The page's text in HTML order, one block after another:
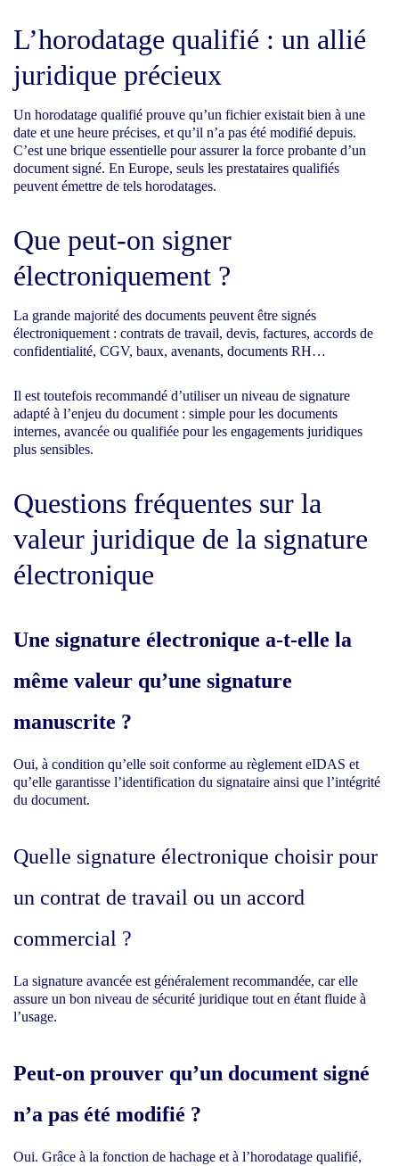
L’horodatage qualifié : un allié
juridique précieux
Un horodatage qualifié prouve qu’un fichier existait bien à une
date et une heure précises, et qu’il n’a pas été modifié depuis.
C’est une brique essentielle pour assurer la force probante d’un
document signé. En Europe, seuls les prestataires qualifiés
peuvent émettre de tels horodatages.
Que peut-on signer
électroniquement ?
La grande majorité des documents peuvent être signés
électroniquement : contrats de travail, devis, factures, accords de
confidentialité, CGV, baux, avenants, documents RH…
Il est toutefois recommandé d’utiliser un niveau de signature
adapté à l’enjeu du document : simple pour les documents
internes, avancée ou qualifiée pour les engagements juridiques
plus sensibles.
Questions fréquentes sur la
valeur juridique de la signature
électronique
Une signature électronique a-t-elle la
même valeur qu’une signature
manuscrite ?
Oui, à condition qu’elle soit conforme au règlement eIDAS et
qu’elle garantisse l’identification du signataire ainsi que l’intégrité
du document.
Quelle signature électronique choisir pour
un contrat de travail ou un accord
commercial ?
La signature avancée est généralement recommandée, car elle
assure un bon niveau de sécurité juridique tout en étant fluide à
l’usage.
Peut-on prouver qu’un document signé
n’a pas été modifié ?
Oui. Grâce à la fonction de hachage et à l’horodatage qualifié,